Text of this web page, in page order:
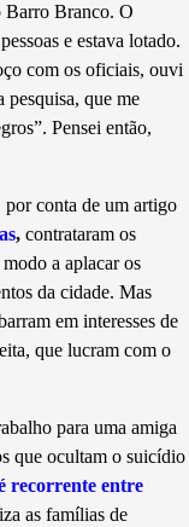
Barro Branco. O
e estava lotado.
com os oficiais, ouvi
pesquisa, que me
Pensei então,
conta de um artigo
, contrataram os
a aplacar os
da cidade. Mas
em interesses de
que lucram com o
para uma amiga
que ocultam o suicídio
recorrente entre
as famílias de